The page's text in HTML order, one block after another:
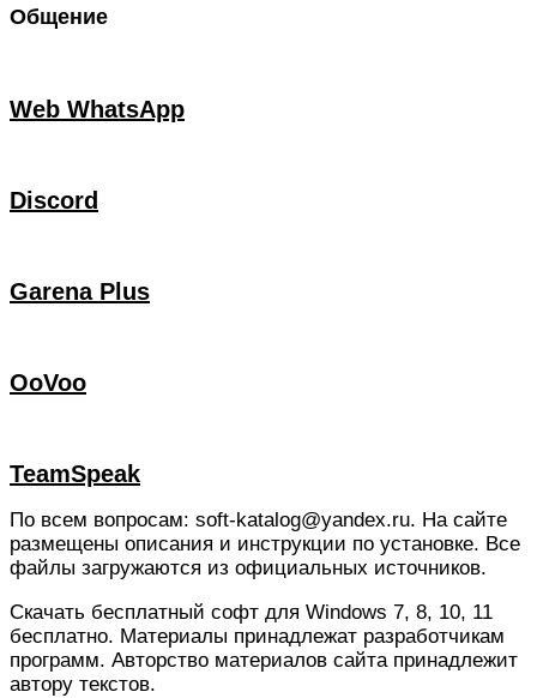
Общение
Web WhatsApp
Discord
Garena Plus
OoVoo
TeamSpeak
По всем вопросам: soft-katalog@yandex.ru. На сайте
размещены описания и инструкции по установке. Все
файлы загружаются из официальных источников.
Скачать бесплатный софт для Windows 7, 8, 10, 11
бесплатно. Материалы принадлежат разработчикам
программ. Авторство материалов сайта принадлежит
автору текстов.